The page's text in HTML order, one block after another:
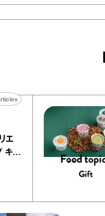
トリエ
ープ キャ
40articles